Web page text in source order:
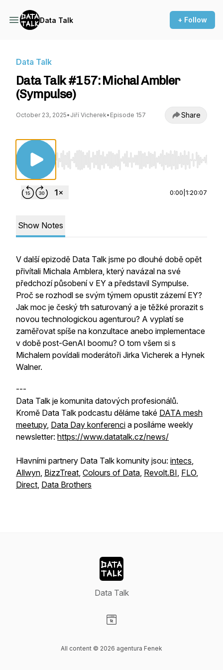
Data Talk + Follow
Data Talk
Data Talk #157: Michal Ambler
(Sympulse)
October 23, 2025• Jiří Vicherek• Episode 157 Share
Use Left/Right to seek, Home/End to jump to
0:00 1:20:07
Show Notes
V další epizodě Data Talk jsme po dlouhé době opět
přivítali Michala Amblera, který navázal na své
předchozí působení v EY a představil Sympulse.
Proč se rozhodl se svým týmem opustit zázemí EY?
Jak moc je český trh saturovaný a je těžké prorazit s
novou technologickou agenturou? A vyplatí se
zaměřovat spíše na konzultace anebo implementace
v době post-GenAI boomu? O tom všem si s
Michalem povídali moderátoři Jirka Vicherek a Hynek
Walner.
---
Data Talk je komunita datových profesionálů.
Kromě Data Talk podcastu děláme také DATA mesh
meetupy, Data Day konferenci a posíláme weekly
newsletter: https://www.datatalk.cz/news/
Hlavními partnery Data Talk komunity jsou: intecs,
Allwyn, BizzTreat, Colours of Data, Revolt.BI, FLO,
Direct, Data Brothers
Data Talk
All content © 2026 agentura Fenek